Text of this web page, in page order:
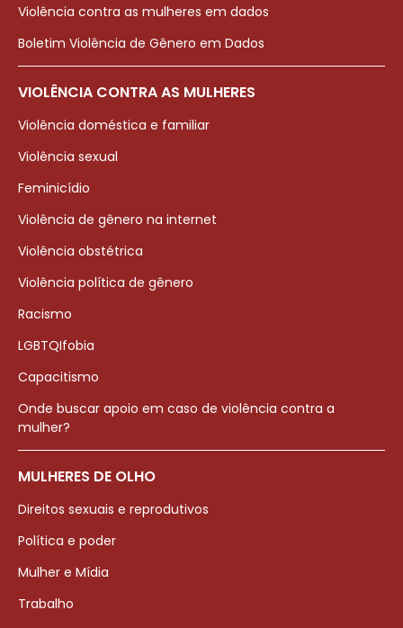
Violência contra as mulheres em dados
Boletim Violência de Gênero em Dados
VIOLÊNCIA CONTRA AS MULHERES
Violência doméstica e familiar
Violência sexual
Feminicídio
Violência de gênero na internet
Violência obstétrica
Violência política de gênero
Racismo
LGBTQIfobia
Capacitismo
Onde buscar apoio em caso de violência contra a
mulher?
MULHERES DE OLHO
Direitos sexuais e reprodutivos
Política e poder
Mulher e Mídia
Trabalho